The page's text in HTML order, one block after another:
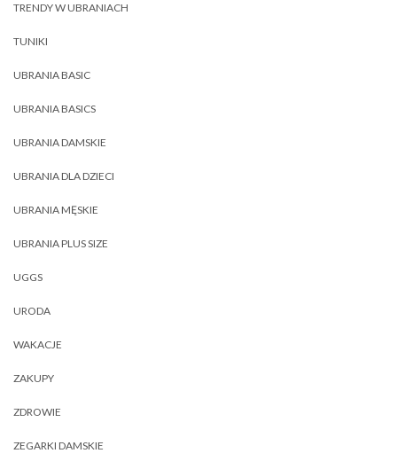
TRENDY W UBRANIACH
TUNIKI
UBRANIA BASIC
UBRANIA BASICS
UBRANIA DAMSKIE
UBRANIA DLA DZIECI
UBRANIA MĘSKIE
UBRANIA PLUS SIZE
UGGS
URODA
WAKACJE
ZAKUPY
ZDROWIE
ZEGARKI DAMSKIE